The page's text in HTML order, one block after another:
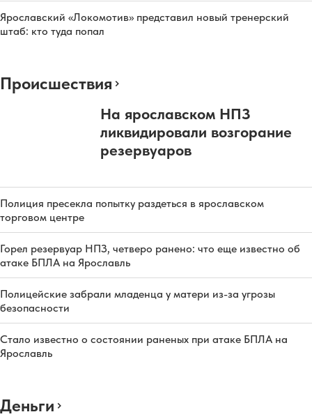
Ярославский «Локомотив» представил новый тренерский
штаб: кто туда попал
Происшествия
На ярославском НПЗ
ликвидировали возгорание
резервуаров
Полиция пресекла попытку раздеться в ярославском
торговом центре
Горел резервуар НПЗ, четверо ранено: что еще известно об
атаке БПЛА на Ярославль
Полицейские забрали младенца у матери из-за угрозы
безопасности
Стало известно о состоянии раненых при атаке БПЛА на
Ярославль
Деньги